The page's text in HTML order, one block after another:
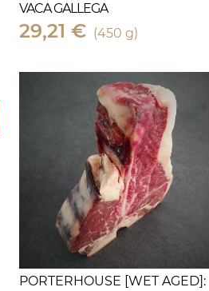
VACA GALLEGA
29,21 € (450 g)
PORTERHOUSE [WET AGED]: